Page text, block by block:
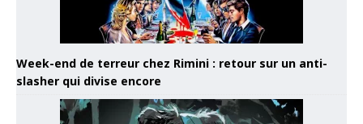
Week-end de terreur chez Rimini : retour sur un anti-
slasher qui divise encore